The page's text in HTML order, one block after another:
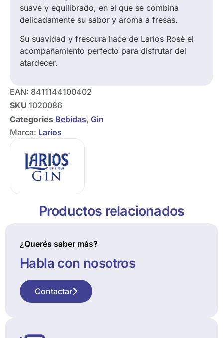
suave y equilibrado, en el que se combina
delicadamente su sabor y aroma a fresas.
Su suavidad y frescura hace de Larios Rosé el
acompañamiento perfecto para disfrutar del
atardecer.
EAN: 8411144100402
SKU 1020086
Categories Bebidas, Gin
Marca: Larios
Productos relacionados
¿Querés saber más?
Habla con nosotros
Contactar